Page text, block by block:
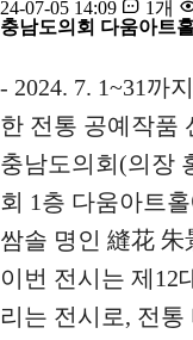
24-07-05 14:09
1개
충남도의회 다움아트
- 2024. 7. 1~31까
한 전통 공예작품
충남도의회(의장
회 1층 다움아트
쌈솔 명인 縫花
이번 전시는 제12
리는 전시로, 전